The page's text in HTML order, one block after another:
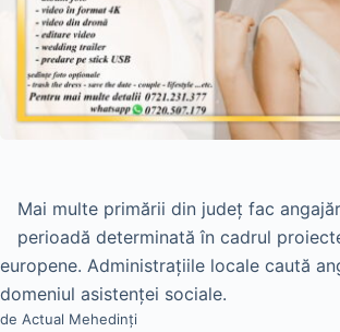
Mai multe primării din județ fac
perioadă determinată în cadrul
europene. Administrațiile locale caută
domeniul asistenței sociale.
de Actual Mehedinți